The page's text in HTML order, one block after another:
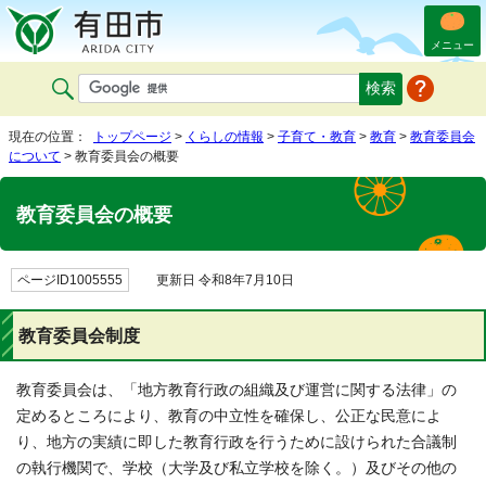
メニュー
現在の位置： トップページ > くらしの情報 > 子育て・教育 > 教育 > 教育委員会
について > 教育委員会の概要
教育委員会の概要
ページID1005555 更新日 令和8年7月10日
教育委員会制度
教育委員会は、「地方教育行政の組織及び運営に関する法律」の
定めるところにより、教育の中立性を確保し、公正な民意によ
り、地方の実績に即した教育行政を行うために設けられた合議制
の執行機関で、学校（大学及び私立学校を除く。）及びその他の